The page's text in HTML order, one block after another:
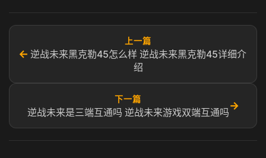
←
上一篇
逆战未来黑克勒45怎么样 逆战未来黑克勒45详细介
绍
下一篇
逆战未来是三端互通吗 逆战未来游戏双端互通吗
→